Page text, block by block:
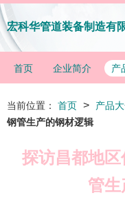
宏科华管道装备制造有
首页 企业简介 产
当前位置： 首页 > 产品
钢管生产的钢材逻辑
探访昌都地
管生